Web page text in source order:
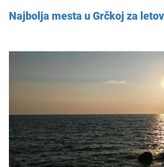
Najbolja mesta u Grčkoj za